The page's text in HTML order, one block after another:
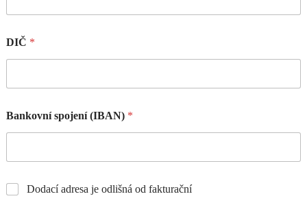
DIČ *
Bankovní spojení (IBAN) *
Dodací adresa je odlišná od fakturační